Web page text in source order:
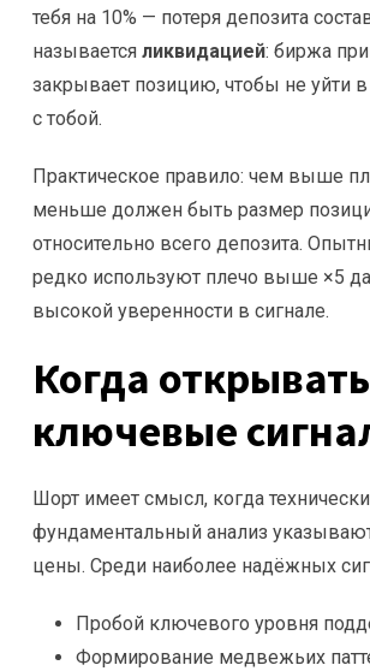
тебя на 10% — потеря депозита
называется ликвидацией: биржа
закрывает позицию, чтобы не уйти
с тобой.
Практическое правило: чем выше
меньше должен быть размер
относительно всего депозита.
редко используют плечо выше ×5
высокой уверенности в сигнале.
Когда
ключевые
Шорт имеет смысл, когда
фундаментальный анализ
цены. Среди наиболее надёжных
Пробой ключевого уровня
Формирование медвежьих